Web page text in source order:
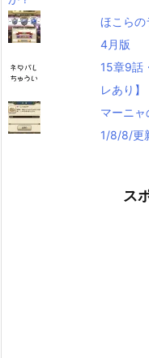
ほこら
4月版
15章9話
レあり】
マーニ
1/8/8/更
ス